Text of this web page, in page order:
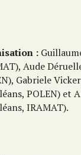
:
Aude
Gabriele
POLEN) et
IRAMAT).